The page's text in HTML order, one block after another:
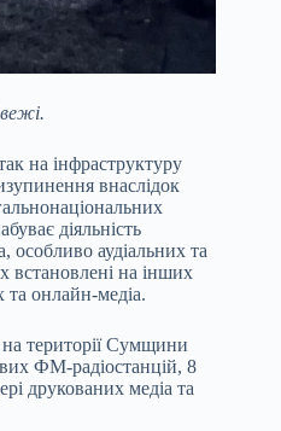
на інфраструктуру
внаслідок
діяльність
особливо аудіальних та
встановлені на інших
онлайн-медіа.
території Сумщини
ФМ-радіостанцій, 8
друкованих медіа та